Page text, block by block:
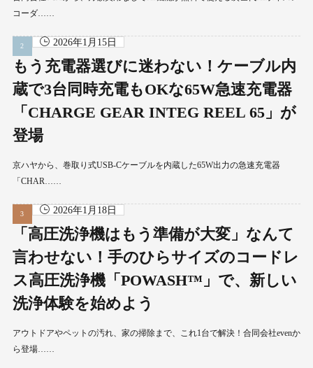
コーダ……
2026年1月15日
もう充電器選びに迷わない！ケーブル内
蔵で3台同時充電もOKな65W急速充電器
「CHARGE GEAR INTEG REEL 65」が
登場
京ハヤから、巻取り式USB-Cケーブルを内蔵した65W出力の急速充電器
「CHAR……
2026年1月18日
「高圧洗浄機はもう準備が大変」なんて
言わせない！手のひらサイズのコードレ
ス高圧洗浄機「POWASH™」で、新しい
洗浄体験を始めよう
アウトドアやペットの汚れ、家の掃除まで、これ1台で解決！合同会社evenか
ら登場……